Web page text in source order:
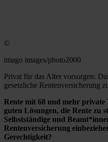
©
imago images/photo2000
Privat für das Alter vorsorgen:
gesetzliche Rentenversicherung
Rente mit 68 und mehr private
guten Lösungen, die Rente zu
Selbstständige und
Rentenversicherung
Gerechtigkeit?